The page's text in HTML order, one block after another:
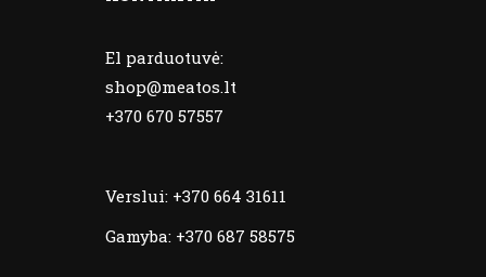
El parduotuvė:
shop@meatos.lt
+370 670 57557
Verslui: +370 664 31611
Gamyba: +370 687 58575